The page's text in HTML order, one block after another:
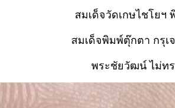
สอบถาม : 087-613-1076 (กรุพระไทย)
แสดงพระเครื่องทั้งหมดของศูนย์เช่า